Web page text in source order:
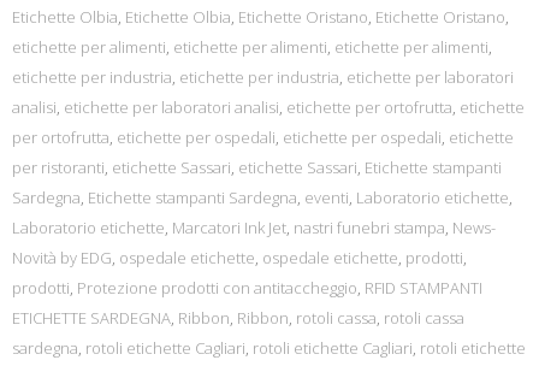
Etichette Olbia, Etichette Olbia, Etichette Oristano, Etichette Oristano,
etichette per alimenti, etichette per alimenti, etichette per alimenti,
etichette per industria, etichette per industria, etichette per laboratori
analisi, etichette per laboratori analisi, etichette per ortofrutta, etichette
per ortofrutta, etichette per ospedali, etichette per ospedali, etichette
per ristoranti, etichette Sassari, etichette Sassari, Etichette stampanti
Sardegna, Etichette stampanti Sardegna, eventi, Laboratorio etichette,
Laboratorio etichette, Marcatori Ink Jet, nastri funebri stampa, News-
Novità by EDG, ospedale etichette, ospedale etichette, prodotti,
prodotti, Protezione prodotti con antitaccheggio, RFID STAMPANTI
ETICHETTE SARDEGNA, Ribbon, Ribbon, rotoli cassa, rotoli cassa
sardegna, rotoli etichette Cagliari, rotoli etichette Cagliari, rotoli etichette